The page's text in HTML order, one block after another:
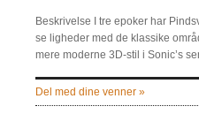
Beskrivelse I tre epoker har
se ligheder med de klassike
mere moderne 3D-stil i Sonic’s
Del med dine venner »